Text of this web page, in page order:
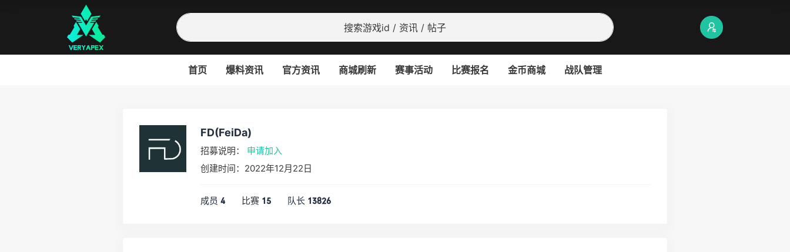
首页 爆料资讯 官方资讯 商城刷新 赛事活动 比赛报名 金币商城 战队管理
FD(FeiDa)
招募说明： 申请加入
创建时间：2022年12月22日
成员 4 比赛 15 队长 13826